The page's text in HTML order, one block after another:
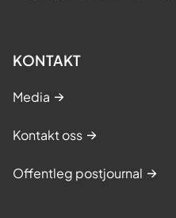
KONTAKT
Media
Kontakt oss
Offentleg postjournal